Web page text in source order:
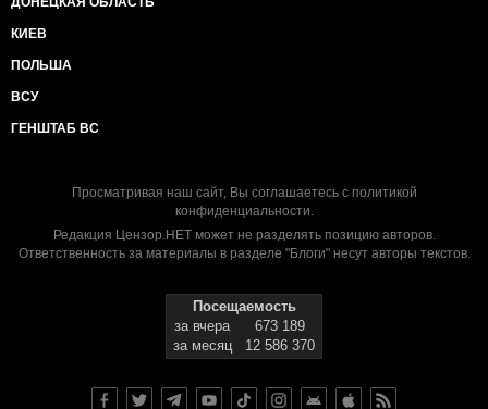
КИЕВ
ПОЛЬША
ВСУ
ГЕНШТАБ ВС
Просматривая наш сайт, Вы соглашаетесь с политикой
конфиденциальности.
Редакция Цензор.НЕТ может не разделять позицию авторов.
Ответственность за материалы в разделе "Блоги" несут авторы текстов.
Посещаемость
за вчера
673 189
за месяц
12 586 370